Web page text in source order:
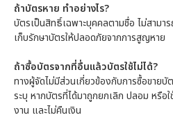
ถ้าบัตรหาย ทำอย่างไร?
บัตรเป็นสิทธิ์เฉพาะบุคคลตามชื่อ ไม่สาม
เก็บรักษาบัตรให้ปลอดภัยจากการสูญหาย
ถ้าซื้อบัตรจากที่อื่นแล้วบัตรใช้ไม่ได้?
ทางผู้จัดไม่มีส่วนเกี่ยวข้องกับการซื้อขาย
ระบุ หากบัตรที่ได้มาถูกยกเลิก ปลอม หรือ
งาน และไม่คืนเงิน